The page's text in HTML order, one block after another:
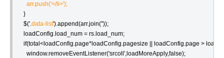
      arr.push('</li>');
    }
    $('.
data-list').append(arr.join(''));
    loadConfig.load_num = rs.load_num;
if(total<loadConfig.page*loadConfig.pagesize || loadConfig.page >
      window.removeEventListener('srcoll',loadMoreApply,false);